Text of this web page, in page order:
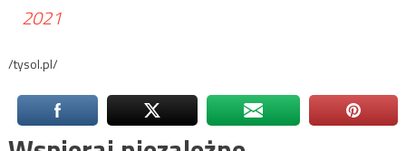
2021
/tysol.pl/